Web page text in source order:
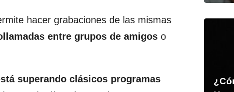
hacer grabaciones de las mismas
entre grupos de amigos o
superando clásicos programas